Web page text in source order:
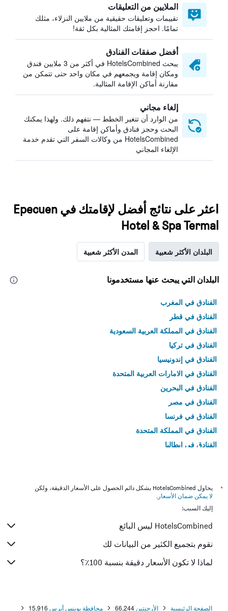
الملايين من التعليقات
تقييمات وتعليقات حقيقية من ملايين النزلاء، مثلك
تمامًا. احجز إقامتك المثالية بكل ثقة!
أفضل صفقات الفنادق
يبحث HotelsCombined في أكثر من 3 ملايين فندق
ومكان إقامة ويجمعهم في مكان واحد حتى تتمكن من
مقارنة أماكن الإقامة المثالية.
إلغاء مجاني
من الوارد أن تتغير الخطط — نتفهم ذلك. ولهذا يمكنك
البحث وحجز فنادق وأماكن إقامة على
HotelsCombined من وكالات السفر التي تقدم خدمة
الإلغاء المجاني
اعثر على نتائج أفضل لإقامتك في Epecuen
Hotel & Spa Termal
البلدان الأكثر شعبية المدن الأكثر شعبية
البلدان التي يبحث عنها مستخدمونا
الفنادق في المغرب
الفنادق في قطر
الفنادق في المملكة العربية السعودية
الفنادق في تركيا
الفنادق في إندونيسيا
الفنادق في الامارات العربية المتحدة
الفنادق في البحرين
الفنادق في مصر
الفنادق في فرنسا
الفنادق في المملكة المتحدة
الفنادق في إيطاليا
*
يحاول HotelsCombined بشكل دائم الحصول على الأسعار الدقيقة، ولكن
لا يمكن ضمان الأسعار .
إليك السبب:
HotelsCombined ليس البائع
نقوم بتجميع الكثير من البيانات لك
لماذا لا تكون الأسعار دقيقة بنسبة 100٪؟
الصفحة الرئيسية الأرجنتين 66,244 محافظة بوينس أيرس 15,916